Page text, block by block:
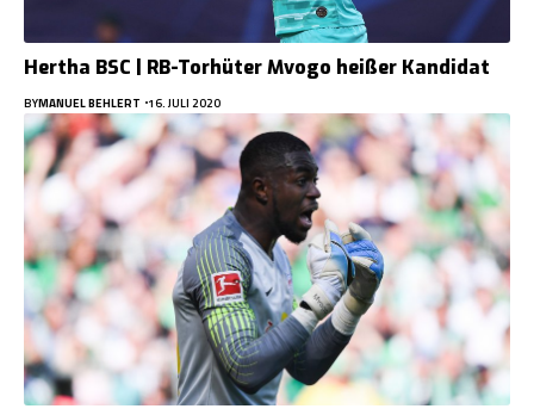
Hertha BSC | RB-Torhüter Mvogo heißer Kandidat
BYMANUEL BEHLERT 16. JULI 2020